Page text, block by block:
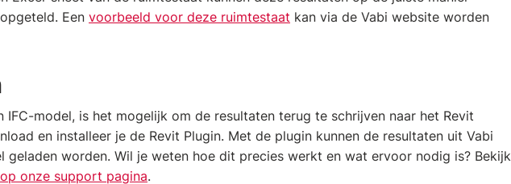
Een voorbeeld voor deze ruimtestaat kan via de Vabi website worden
IFC-model, is het mogelijk om de resultaten terug te schrijven naar het Revit
en installeer je de Revit Plugin. Met de plugin kunnen de resultaten uit Vabi
geladen worden. Wil je weten hoe dit precies werkt en wat ervoor nodig is? Bekijk
onze support pagina.